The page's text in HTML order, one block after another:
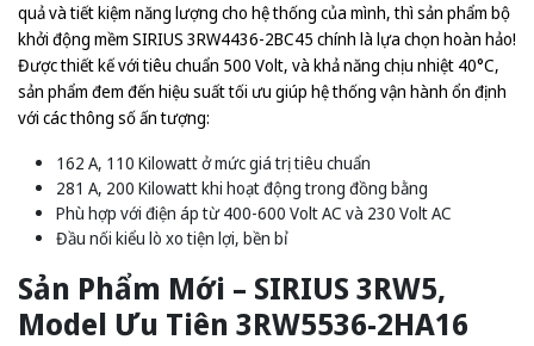
quả và tiết kiệm năng lượng cho hệ thống của mình, thì sản phẩm bộ
khởi động mềm SIRIUS 3RW4436-2BC45 chính là lựa chọn hoàn hảo!
Được thiết kế với tiêu chuẩn 500 Volt, và khả năng chịu nhiệt 40°C,
sản phẩm đem đến hiệu suất tối ưu giúp hệ thống vận hành ổn định
với các thông số ấn tượng:
162 A, 110 Kilowatt ở mức giá trị tiêu chuẩn
281 A, 200 Kilowatt khi hoạt động trong đồng bằng
Phù hợp với điện áp từ 400-600 Volt AC và 230 Volt AC
Đầu nối kiểu lò xo tiện lợi, bền bỉ
Sản Phẩm Mới – SIRIUS 3RW5,
Model Ưu Tiên 3RW5536-2HA16